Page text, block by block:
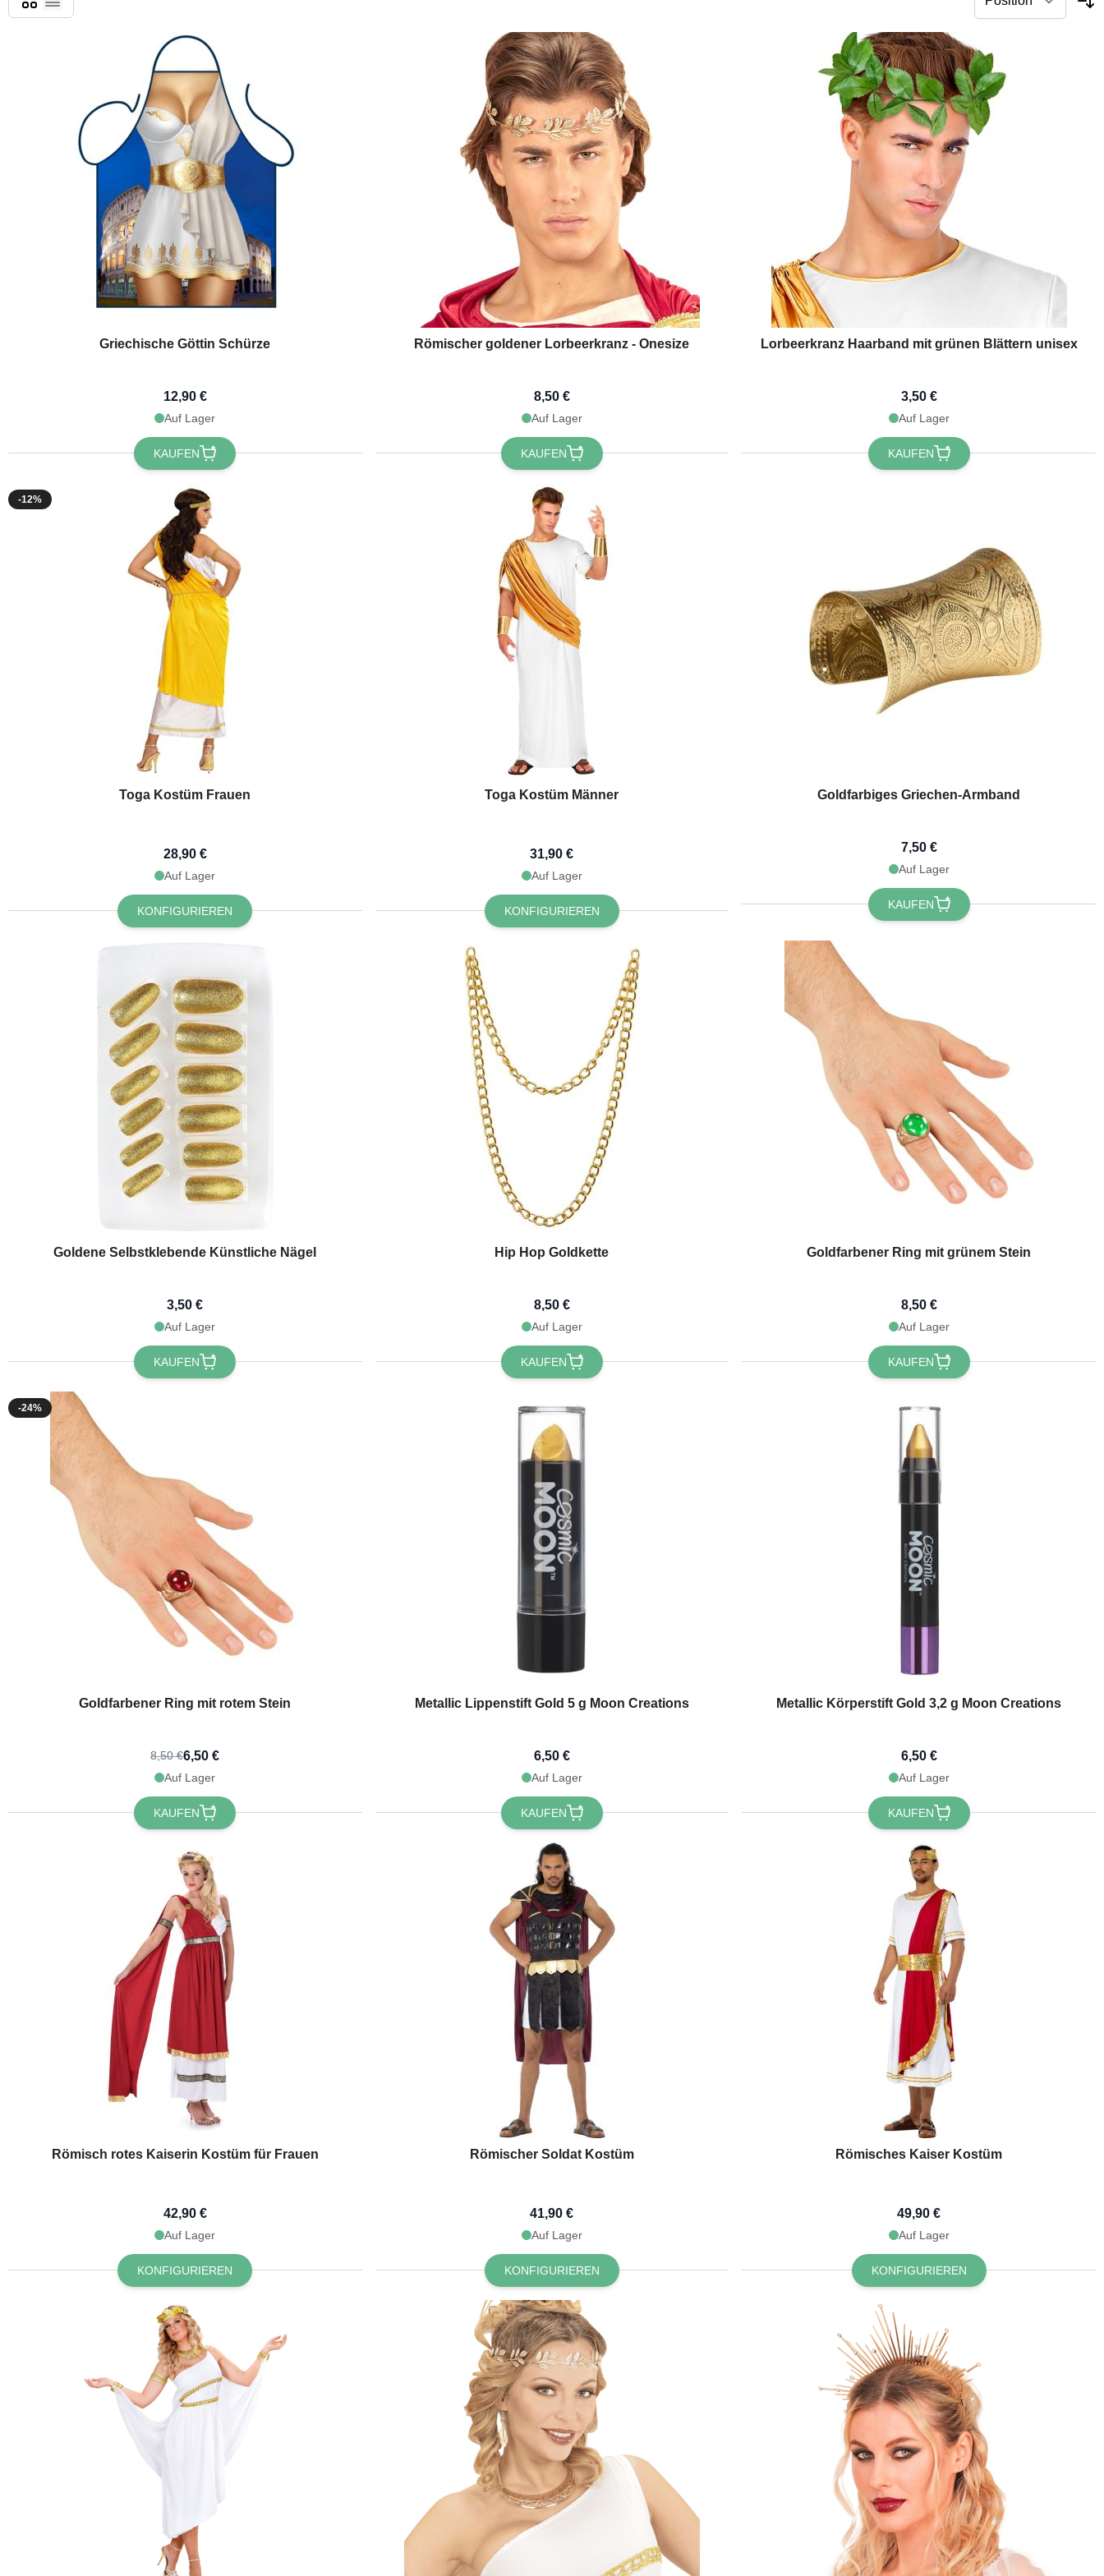
List
Griechische Göttin Schürze
12,90 €
Auf Lager
KAUFEN
Römischer goldener Lorbeerkranz - Onesize
8,50 €
Auf Lager
KAUFEN
Lorbeerkranz Haarband mit grünen Blättern unisex
3,50 €
Auf Lager
KAUFEN
-12%
Toga Kostüm Frauen
28,90 €
Auf Lager
KONFIGURIEREN
Toga Kostüm Männer
31,90 €
Auf Lager
KONFIGURIEREN
Goldfarbiges Griechen-Armband
7,50 €
Auf Lager
KAUFEN
Goldene Selbstklebende Künstliche Nägel
3,50 €
Auf Lager
KAUFEN
Hip Hop Goldkette
8,50 €
Auf Lager
KAUFEN
Goldfarbener Ring mit grünem Stein
8,50 €
Auf Lager
KAUFEN
-24%
Goldfarbener Ring mit rotem Stein
8,50 €6,50 €
Auf Lager
KAUFEN
Metallic Lippenstift Gold 5 g Moon Creations
6,50 €
Auf Lager
KAUFEN
Metallic Körperstift Gold 3,2 g Moon Creations
6,50 €
Auf Lager
KAUFEN
Römisch rotes Kaiserin Kostüm für Frauen
42,90 €
Auf Lager
KONFIGURIEREN
Römischer Soldat Kostüm
41,90 €
Auf Lager
KONFIGURIEREN
Römisches Kaiser Kostüm
49,90 €
Auf Lager
KONFIGURIEREN
erhalten? 🎁